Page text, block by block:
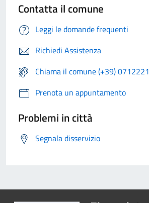
Contatta il comune
Leggi le domande frequenti
Richiedi Assistenza
Chiama il comune (+39) 0712221
Prenota un appuntamento
Problemi in città
Segnala disservizio